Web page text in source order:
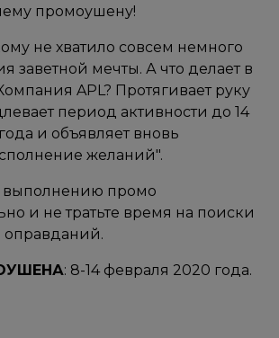
промоушену!​
не хватило совсем немного
заветной мечты. А что делает в
APL? Протягивает руку
период активности до 14
и объявляет вновь
желаний".
выполнению промо
и не тратьте время на поиски
оправданий.
: 8-14 февраля 2020 года.